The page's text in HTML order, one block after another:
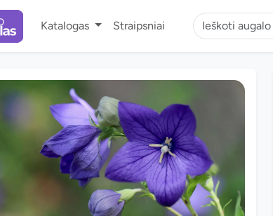
Katalogas Straipsniai